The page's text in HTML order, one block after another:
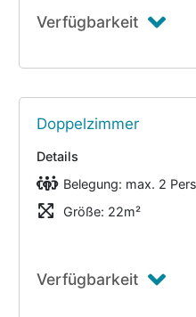
Verfügbarkeit
Doppelzimmer
Details
Belegung: max. 2
Größe: 22m²
Verfügbarkeit